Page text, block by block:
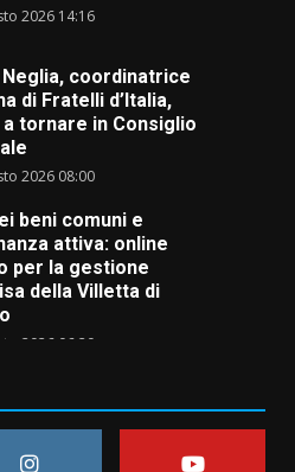
2026 14:16
Neglia, coordinatrice
di Fratelli d’Italia,
tornare in Consiglio
2026 08:00
beni comuni e
attiva: online
per la gestione
della Villetta di
2026 06:20
de “L’Albergo
Il rapimento”
2026 06:15